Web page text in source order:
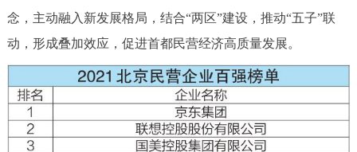
北京概况 十六区概览 人文北京
绿色北京 图说北京 视频北京
念，主动融入新发展格局，结合“两区”建设，推动“五子”联
动，形成叠加效应，促进首都民营经济高质量发展。